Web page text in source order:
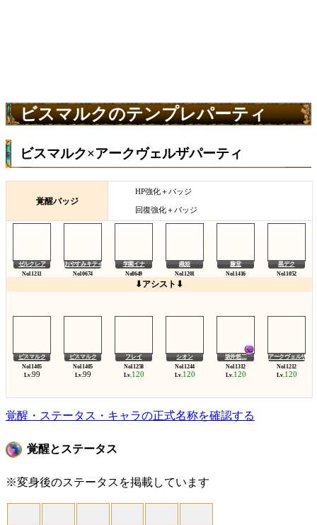
ビスマルクのテンプレパーティ
ビスマルク×アークヴェルザパーティ
覚醒バッジ
HP強化＋バッジ
回復強化＋バッジ
ゼルクレア おやすみキティ 学園イナ 織姫 藤堂 黒デク
⬇アシスト⬇
ビスマルク ビスマルク フレイ シオン 坂井悠二 アークヴェルザ
Lv. 99 Lv. 99 Lv. 120 Lv. 120 Lv. 120 Lv. 120
覚醒・ステータス・キャラの正式名称を確認する
覚醒とステータス
※変身後のステータスを掲載しています